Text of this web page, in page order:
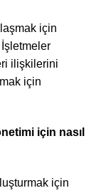
için
ilişkilerini
için
için nasıl
için